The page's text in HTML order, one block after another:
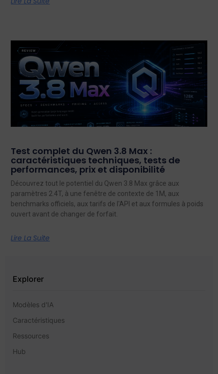
Test complet du Qwen 3.8 Max :
caractéristiques techniques, tests de
performances, prix et disponibilité
Découvrez tout le potentiel du Qwen 3.8 Max grâce aux
paramètres 2.4T, à une fenêtre de contexte de 1M, aux
benchmarks officiels, aux tarifs de l'API et aux formules à poids
ouvert avant de changer de forfait.
Lire La Suite
Explorer
Modèles d'IA
Caractéristiques
Ressources
Hub